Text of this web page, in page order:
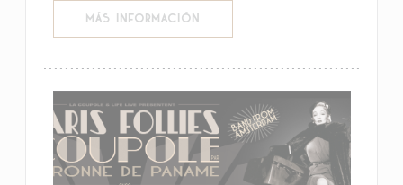
MÁS INFORMACIÓN